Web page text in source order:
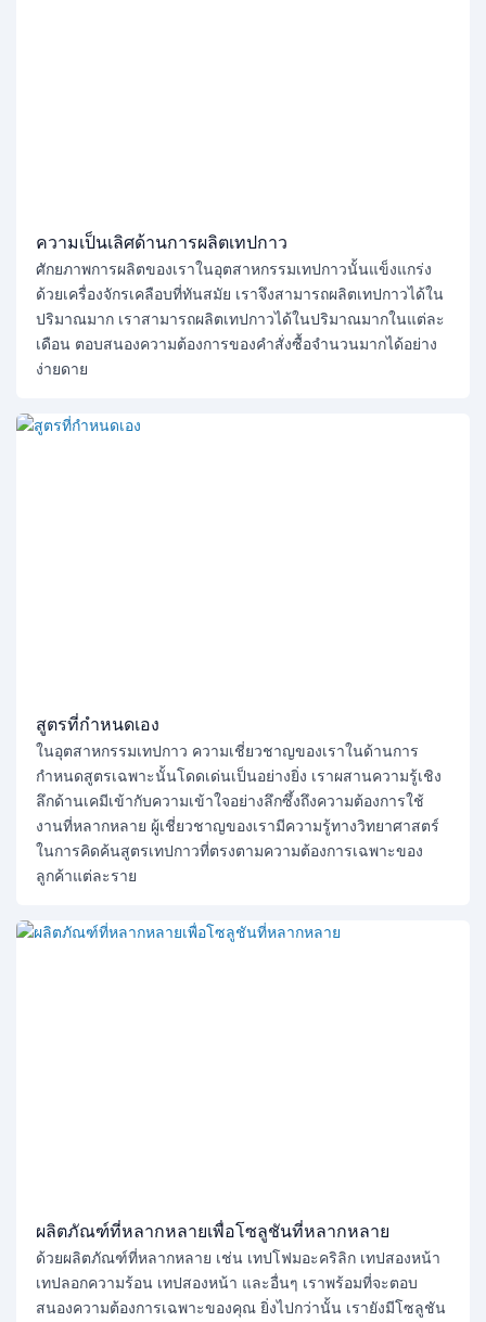
ความเป็นเลิศด้านการผลิตเทปกาว
ศักยภาพการผลิตของเราในอุตสาหกรรมเทปกาวนั้นแข็งแกร่ง
ด้วยเครื่องจักรเคลือบที่ทันสมัย ​​เราจึงสามารถผลิตเทปกาวได้ใน
ปริมาณมาก เราสามารถผลิตเทปกาวได้ในปริมาณมากในแต่ละ
เดือน ตอบสนองความต้องการของคำสั่งซื้อจำนวนมากได้อย่าง
ง่ายดาย
สูตรที่กำหนดเอง
ในอุตสาหกรรมเทปกาว ความเชี่ยวชาญของเราในด้านการ
กำหนดสูตรเฉพาะนั้นโดดเด่นเป็นอย่างยิ่ง เราผสานความรู้เชิง
ลึกด้านเคมีเข้ากับความเข้าใจอย่างลึกซึ้งถึงความต้องการใช้
งานที่หลากหลาย ผู้เชี่ยวชาญของเรามีความรู้ทางวิทยาศาสตร์
ในการคิดค้นสูตรเทปกาวที่ตรงตามความต้องการเฉพาะของ
ลูกค้าแต่ละราย
ผลิตภัณฑ์ที่หลากหลายเพื่อโซลูชันที่หลากหลาย
ด้วยผลิตภัณฑ์ที่หลากหลาย เช่น เทปโฟมอะคริลิก เทปสองหน้า
เทปลอกความร้อน เทปสองหน้า และอื่นๆ เราพร้อมที่จะตอบ
สนองความต้องการเฉพาะของคุณ ยิ่งไปกว่านั้น เรายังมีโซลูชัน